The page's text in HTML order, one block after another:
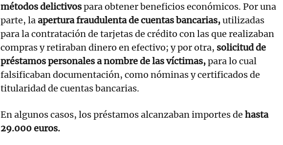
métodos delictivospara obtener beneficios económicos. Por una
parte, laapertura fraudulenta de cuentas bancarias,utilizadas
para la contratación de tarjetas de crédito con las que realizaban
compras y retiraban dinero en efectivo; y por otra, solicitud de
préstamos personales a nombre de las víctimas,para lo cual
falsificaban documentación, como nóminas y certificados de
titularidad de cuentas bancarias.
En algunos casos, los préstamos alcanzaban importes de hasta
29.000 euros.